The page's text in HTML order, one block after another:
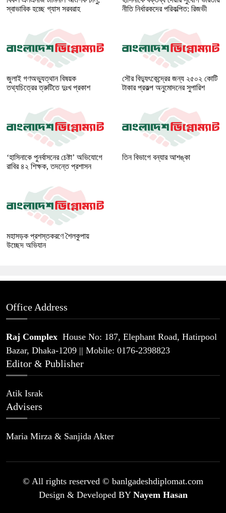
স্বাভাবিক হচ্ছে গ্যাস সরবরাহ
নীতি নির্ধারকদের পরিকল্পিত: রিজভী
জুলাই গণঅভ্যুত্থান বিষয়ক
তথ্যচিত্রের ত্রুটিতে দুঃখ প্রকাশ
সৌর বিদ্যুৎকেন্দ্রের জন্য ২৫০২ কোটি
টাকার প্রকল্প অনুমোদনের সুপারিশ
‘হাসিনাকে পুনর্বাসনের চেষ্টা’ অভিযোগে
রাবির ৪২ শিক্ষক, তদন্তে প্রশাসন
তিন বিভাগে বন্যার আশঙ্কা
মহাসড়ক প্রশস্তকরণে শৈলকুপায়
উচ্ছেদ অভিযান
Office Address
Raj Complex House No: 187, Elephant Road, Hatirpool
Bazar, Dhaka-1209 || Mobile: 0176-2398823
Editor & Publisher
Atik Israk
Advisers
Maria Mirza & Sanjida Akter
© All rights reserved © banlgadeshdiplomat.com
Design & Developed BY Nayem Hasan